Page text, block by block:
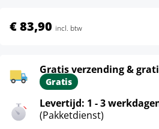
€ 83,90 incl. btw
Gratis verzending &
Gratis
Levertijd: 1 - 3
(Pakketdienst)